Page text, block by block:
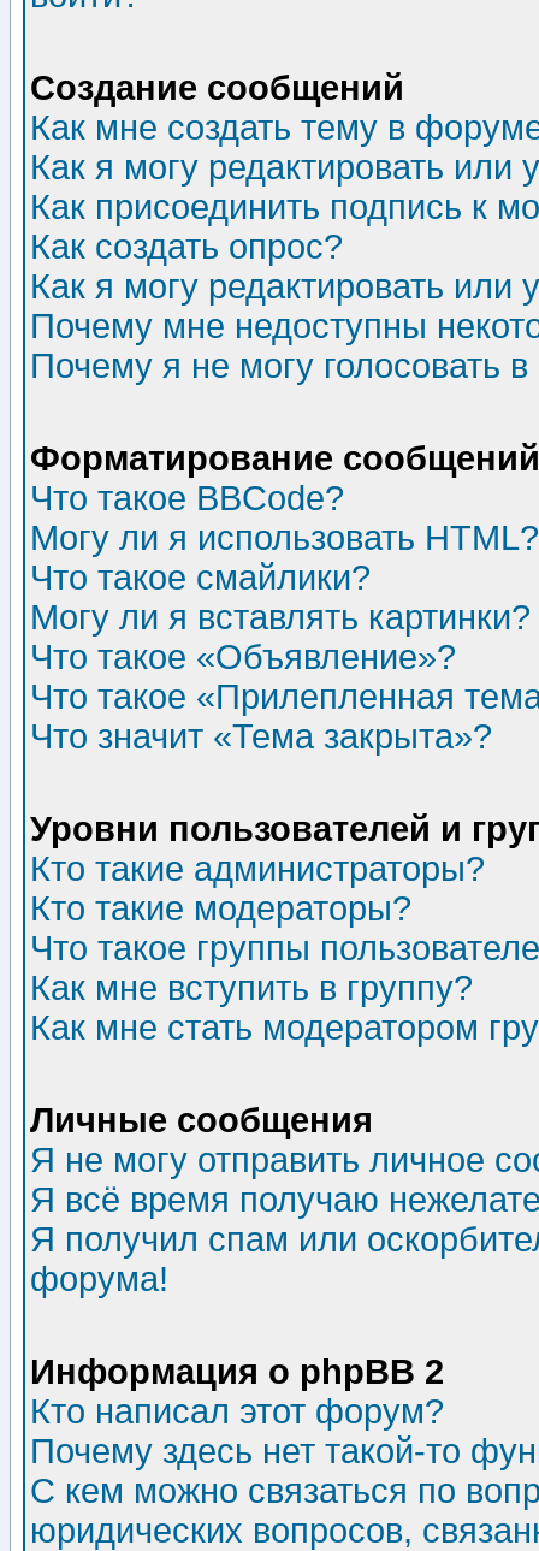
Создание сообщений
Как мне создать тему в
Как я могу редактировать или
Как присоединить подпись к
Как создать опрос?
Как я могу редактировать или
Почему мне недоступны
Почему я не могу голосовать
Форматирование
Что такое BBCode?
Могу ли я использовать HTML?
Что такое смайлики?
Могу ли я вставлять картинки?
Что такое «Объявление»?
Что такое «Прилепленная
Что значит «Тема закрыта»?
Уровни пользователей и
Кто такие администраторы?
Кто такие модераторы?
Что такое группы
Как мне вступить в группу?
Как мне стать модератором
Личные сообщения
Я не могу отправить личное
Я всё время получаю
Я получил спам или
форума!
Информация о phpBB 2
Кто написал этот форум?
Почему здесь нет такой-то
С кем можно связаться по
юридических вопросов,